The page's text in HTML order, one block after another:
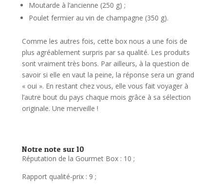
Moutarde à l’ancienne (250 g) ;
Poulet fermier au vin de champagne (350 g).
Comme les autres fois, cette box nous a une fois de
plus agréablement surpris par sa qualité. Les produits
sont vraiment très bons. Par ailleurs, à la question de
savoir si elle en vaut la peine, la réponse sera un grand
« oui ». En restant chez vous, elle vous fait voyager à
l’autre bout du pays chaque mois grâce à sa sélection
originale. Une merveille !
Notre note sur 10
Réputation de la Gourmet Box : 10 ;
Rapport qualité-prix : 9 ;